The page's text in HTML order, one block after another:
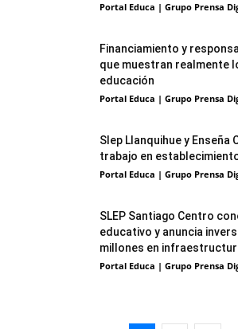
Portal Educa | Grupo Prensa
Financiamiento y
que muestran realmente
educación
Portal Educa | Grupo Prensa
Slep Llanquihue y Enseña
trabajo en
Portal Educa | Grupo Prensa
SLEP Santiago Centro
educativo y anuncia
millones en
Portal Educa | Grupo Prensa